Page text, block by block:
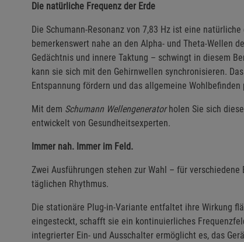
Die natürliche Frequenz der Erde
Die Schumann-Resonanz von 7,83 Hz ist eine
bemerkenswert nahe an den Alpha- und Theta-Wellen
Gedächtnis und innere Taktung – schwingt in diesem
kann sie sich mit den Gehirnwellen synchronisieren.
Entspannung fördern und das allgemeine
Mit dem Schumann Wellengeneratorholen Sie sich
entwickelt von Gesundheitsexperten.
Immer nah. Immer im Feld.
Zwei Ausführungen stehen zur Wahl – für
täglichen Rhythmus.
Die stationäre Plug-in-Variante entfaltet ihre Wirkung
eingesteckt, schafft sie ein kontinuierliches
integrierter Ein- und Ausschalter ermöglicht es, das